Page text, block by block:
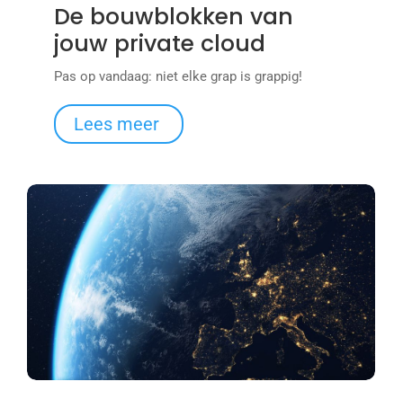
De bouwblokken van
jouw private cloud
Pas op vandaag: niet elke grap is grappig!
Lees meer